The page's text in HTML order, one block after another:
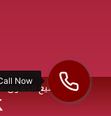
جميع الحقوق